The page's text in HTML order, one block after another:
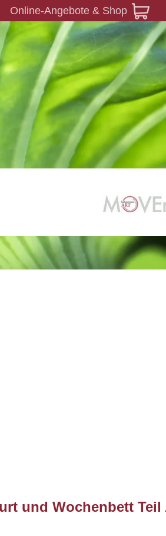
Online-Angebote & Shop
und Wochenbett